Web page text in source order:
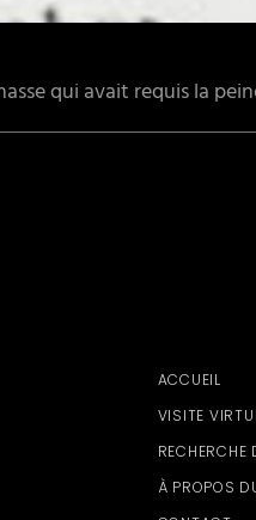
qui avait requis la
ACCUEIL
VISITE
RECHERCHE
À PROPOS